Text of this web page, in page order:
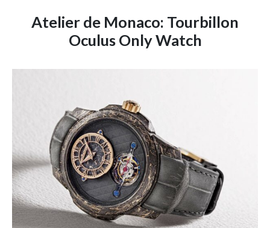
Atelier de Monaco: Tourbillon
Oculus Only Watch